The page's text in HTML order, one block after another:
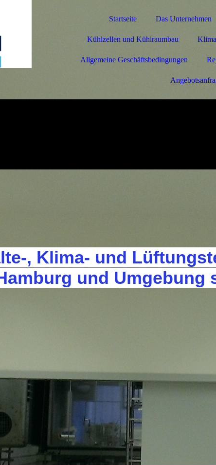
Startseite Das Unternehmen
Kühlzellen und Kühlraumbau
Allgemeine Geschäftsbedingungen
, Klima- und
und Umgebung